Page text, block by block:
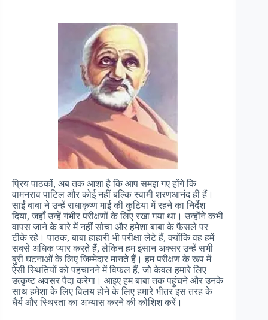
प्रिय पाठकों, अब तक आशा है कि आप समझ गए होंगे कि
वामनराव पाटिल और कोई नहीं बल्कि स्वामी शरणआनंद ही हैं।
साईं बाबा ने उन्हें राधाकृष्ण माई की कुटिया में रहने का निर्देश
दिया, जहाँ उन्हें गंभीर परीक्षणों के लिए रखा गया था। उन्होंने कभी
वापस जाने के बारे में नहीं सोचा और हमेशा बाबा के फैसले पर
टीके रहे। पाठक, बाबा हाहारी भी परीक्षा लेटे हैं, क्योंकि वह हमें
सबसे अधिक प्यार करते हैं, लेकिन हम इंसान अक्सर उन्हें सभी
बुरी घटनाओं के लिए जिम्मेदार मानते हैं। हम परीक्षण के रूप में
ऐसी स्थितियों को पहचानने में विफल हैं, जो केवल हमारे लिए
उत्कृष्ट अवसर पैदा करेगा। आइए हम बाबा तक पहुंचने और उनके
साथ हमेशा के लिए विलय होने के लिए हमारे भीतर इस तरह के
धैर्य और स्थिरता का अभ्यास करने की कोशिश करें।